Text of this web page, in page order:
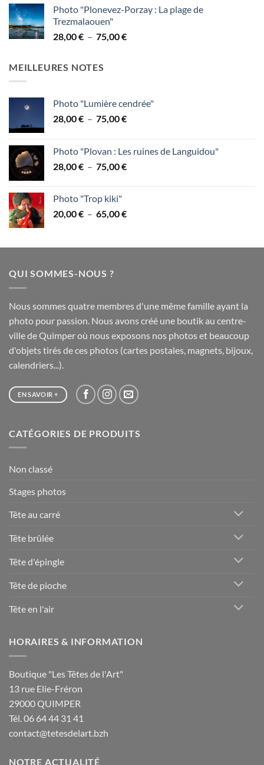
prix :
à
Photo "Plonevez-Porzay : La plage de
Trezmalaouen"
28,00€ – 75,00€Plage
75,00 €
MEILLEURES NOTES
Photo "Lumière cendrée"
28,00€ – 75,00€Plage
28,00 €
à
Photo "Plovan : Les ruines de Languidou"
28,00€ – 75,00€Plage
à
Photo "Trop kiki"
20,00€ – 65,00€Plage
20,00 €
QUI SOMMES-NOUS ?
Nous sommes quatre membres d'une même famille ayant la
photo pour passion. Nous avons créé une boutik au centre-
ville de Quimper où nous exposons nos photos et beaucoup
d'objets tirés de ces photos (cartes postales, magnets, bijoux,
calendriers...).
EN SAVOIR +
CATÉGORIES DE PRODUITS
Non classé
Stages photos
Tête au carré
Tête brûlée
Tête d'épingle
Tête de pioche
Tête en l'air
HORAIRES & INFORMATION
Boutique "Les Têtes de l'Art"
13 rue Elie-Fréron
29000 QUIMPER
Tél. 06 64 44 31 41
contact@tetesdelart.bzh
NOTRE ACTUALITÉ